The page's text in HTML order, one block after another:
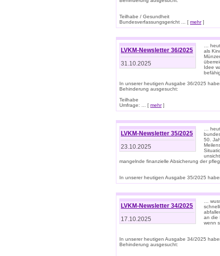
Teilhabe / Gesundheit
Bundesverfassungsgericht ... [ mehr]
LVKM-Newsletter 36/2025
31.10.2025
…
als
Idee
In unserer heutigen Ausgabe 36/2025
Behinderung ausgesucht:
Teilhabe
Umfrage: ... [ mehr]
LVKM-Newsletter 35/2025
23.10.2025
…
50.
mangelnde finanzielle Absicherung der
In unserer heutigen Ausgabe 35/2025
LVKM-Newsletter 34/2025
17.10.2025
…
an die
wenn
In unserer heutigen Ausgabe 34/2025
Behinderung ausgesucht: